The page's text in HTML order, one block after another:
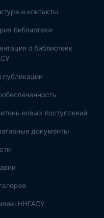
и контакты
библиотеки
о библиотеке
публикации
новых поступлений
документы
ННГАСУ